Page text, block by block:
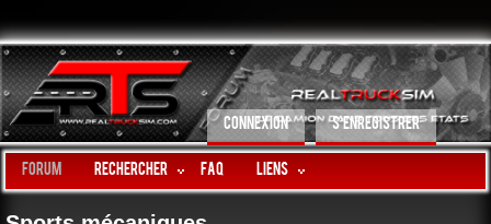
CONNEXION S’ENREGISTRER
Forum Rechercher FAQ LIENS